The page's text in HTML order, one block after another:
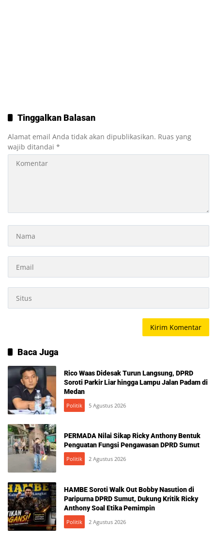
Tinggalkan Balasan
Alamat email Anda tidak akan dipublikasikan. Ruas yang
wajib ditandai *
Baca Juga
Rico Waas Didesak Turun Langsung, DPRD
Soroti Parkir Liar hingga Lampu Jalan Padam di
Medan
Politik 5 Agustus 2026
PERMADA Nilai Sikap Ricky Anthony Bentuk
Penguatan Fungsi Pengawasan DPRD Sumut
Politik 2 Agustus 2026
HAMBE Soroti Walk Out Bobby Nasution di
Paripurna DPRD Sumut, Dukung Kritik Ricky
Anthony Soal Etika Pemimpin
Politik 2 Agustus 2026